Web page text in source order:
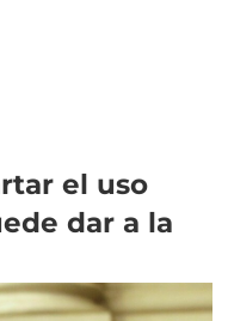
el uso
dar a la